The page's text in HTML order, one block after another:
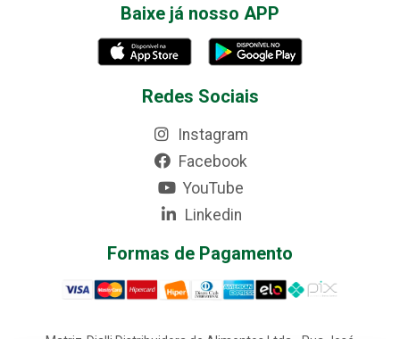
Baixe já nosso APP
Redes Sociais
Instagram
Facebook
YouTube
Linkedin
Formas de Pagamento